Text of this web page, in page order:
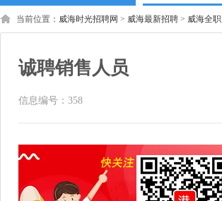
当前位置： 威海时光招聘网 > 威海最新招聘 > 威海全职
诚聘销售人员
信息编号：358